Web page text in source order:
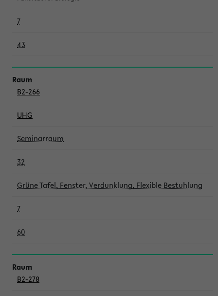
7
43
B2-266
UHG
Seminarraum
32
Grüne Tafel, Fenster, Verdunklung, Flexible Bestuhlung
7
60
B2-278